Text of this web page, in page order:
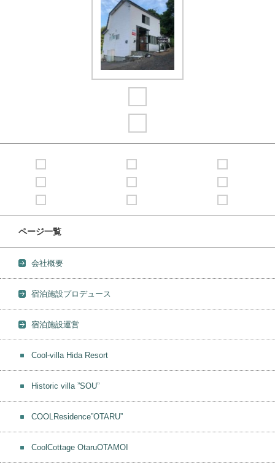
ページ一覧
会社概要
宿泊施設プロデュース
宿泊施設運営
Cool-villa Hida Resort
Historic villa ”SOU”
COOLResidence”OTARU”
CoolCottage OtaruOTAMOI